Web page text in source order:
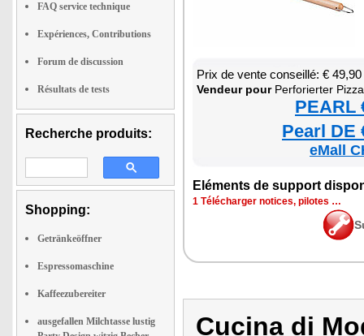
FAQ service technique
Expériences, Contributions
Forum de discussion
Résultats de tests
Recherche produits:
Shopping:
Getränkeöffner
Espressomaschine
Kaffeezubereiter
ausgefallen Milchtasse lustig
Prix de vente conseillé: € 49,90
Ven­deur pourPer­fo­rier­ter Piz­za­schie­ber mit
PEARL
Pearl DE
eMall
Elé­ments de sup­port
1 Télé­char­ger notices, pilotes …
Cucina di